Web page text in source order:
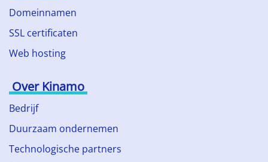
Domeinnamen
SSL certificaten
Web hosting
Over Kinamo
Bedrijf
Duurzaam ondernemen
Technologische partners